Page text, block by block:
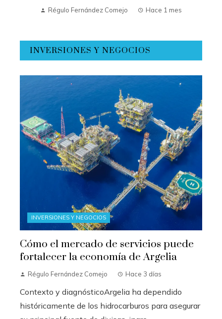
Régulo Fernández Comejo Hace 1 mes
INVERSIONES Y NEGOCIOS
INVERSIONES Y NEGOCIOS
Cómo el mercado de servicios puede
fortalecer la economía de Argelia
Régulo Fernández Comejo Hace 3 días
Contexto y diagnósticoArgelia ha dependido
históricamente de los hidrocarburos para asegurar